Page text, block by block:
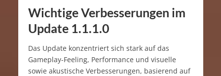
Wichtige Verbesserungen im
Update 1.1.1.0
Das Update konzentriert sich stark auf das
Gameplay-Feeling, Performance und visuelle
sowie akustische Verbesserungen, basierend auf